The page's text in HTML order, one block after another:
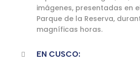
imágenes, presentadas en
Parque de la Reserva,
magníficas horas.
EN CUSCO: